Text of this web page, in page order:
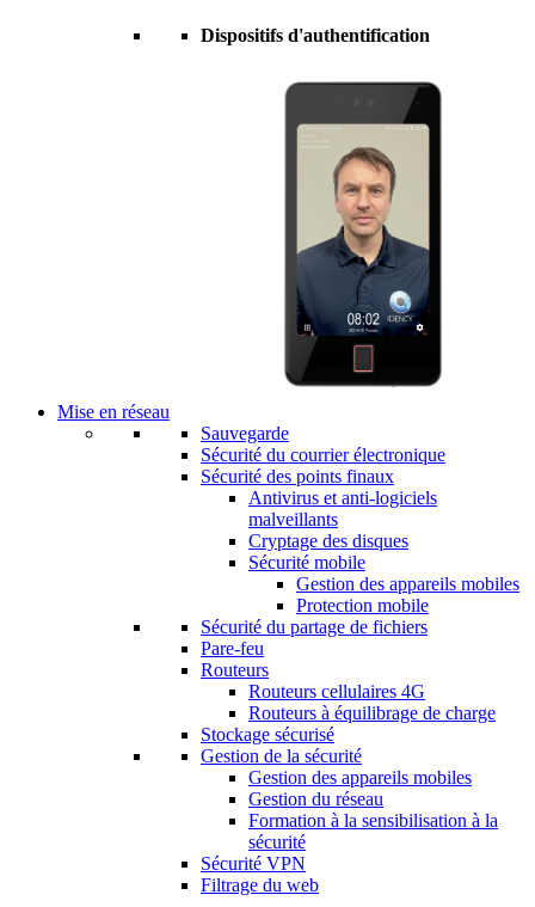
Dispositifs d'authentification
Mise en réseau
Sauvegarde
Sécurité du courrier électronique
Sécurité des points finaux
Antivirus et anti-logiciels
malveillants
Cryptage des disques
Sécurité mobile
Gestion des appareils mobiles
Protection mobile
Sécurité du partage de fichiers
Pare-feu
Routeurs
Routeurs cellulaires 4G
Routeurs à équilibrage de charge
Stockage sécurisé
Gestion de la sécurité
Gestion des appareils mobiles
Gestion du réseau
Formation à la sensibilisation à la
sécurité
Sécurité VPN
Filtrage du web